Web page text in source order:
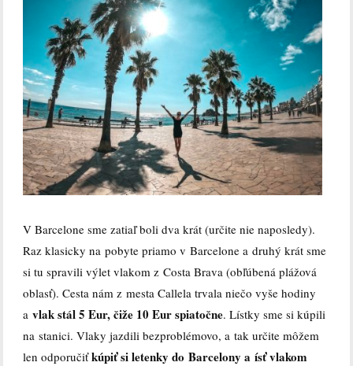
V Barcelone sme zatiaľ boli dva krát (určite nie naposledy).
Raz klasicky na pobyte priamo v Barcelone a druhý krát sme
si tu spravili výlet vlakom z Costa Brava (obľúbená plážová
oblasť). Cesta nám z mesta Callela trvala niečo vyše hodiny
avlak stál 5 Eur, čiže 10 Eur spiatočne. Lístky sme si kúpili
na stanici. Vlaky jazdili bezproblémovo, a tak určite môžem
len odporučiťkúpiť si letenky do Barcelony a ísť vlakom